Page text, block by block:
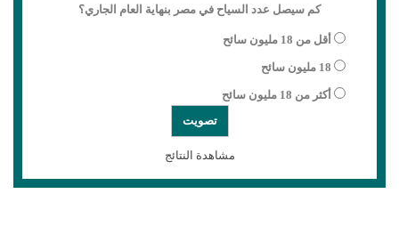
كم سيصل عدد السياح في مصر بنهاية العام الجاري؟
أقل من 18 مليون سائح
18 مليون سائح
أكثر من 18 مليون سائح
مشاهدة النتائج